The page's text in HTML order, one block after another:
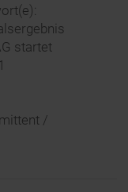
startet
/